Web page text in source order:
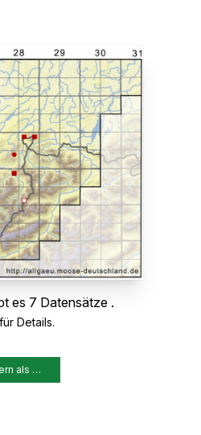
es 7 Datensätze .
Details.
als …